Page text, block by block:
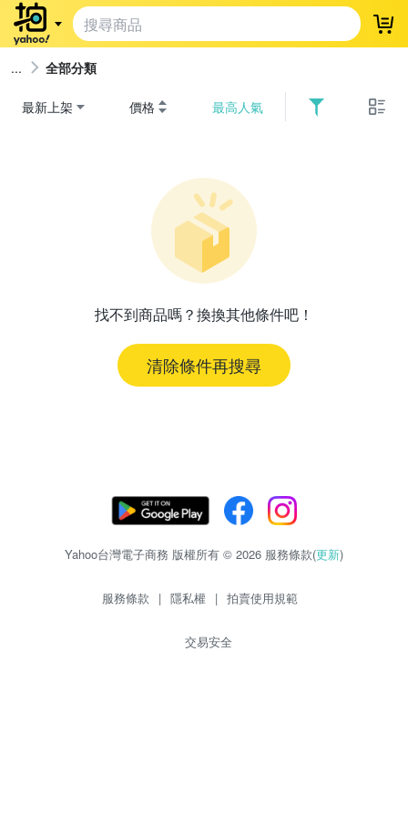
登
全部分類
最新上架 價格 最高人氣
找不到商品嗎？換換其他條件吧！
清除條件再搜尋
Yahoo台灣電子商務 版權所有 © 2026 服務條款(更新)
服務條款 | 隱私權 | 拍賣使用規範
交易安全